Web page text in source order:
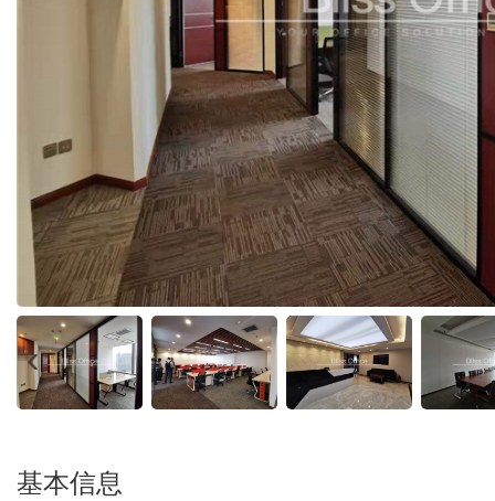
基本信息